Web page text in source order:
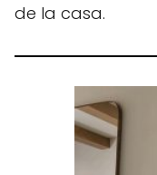
de la casa.